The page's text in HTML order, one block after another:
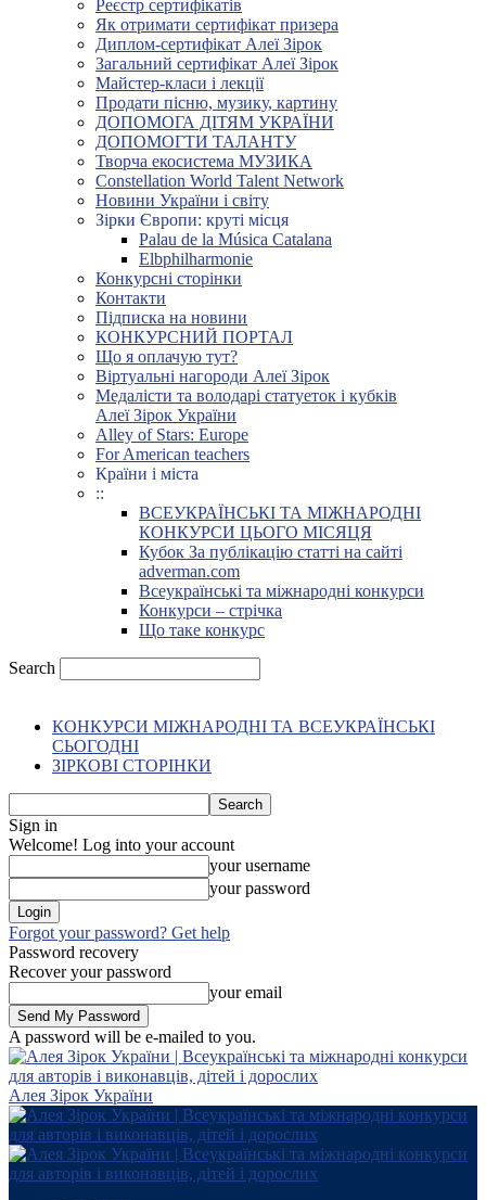
Реєстр сертифікатів
Як отримати сертифікат призера
Диплом-сертифікат Алеї Зірок
Загальний сертифікат Алеї Зірок
Майстер-класи і лекції
Продати пісню, музику, картину
ДОПОМОГА ДІТЯМ УКРАЇНИ
ДОПОМОГТИ ТАЛАНТУ
Творча екосистема МУЗИКА
Constellation World Talent Network
Новини України і світу
Зірки Європи: круті місця
Palau de la Música Catalana
Elbphilharmonie
Конкурсні сторінки
Контакти
Підписка на новини
КОНКУРСНИЙ ПОРТАЛ
Що я оплачую тут?
Віртуальні нагороди Алеї Зірок
Медалісти та володарі статуеток і кубків
Алеї Зірок України
Alley of Stars: Europe
For American teachers
Країни і міста
::
ВСЕУКРАЇНСЬКІ ТА МІЖНАРОДНІ
КОНКУРСИ ЦЬОГО МІСЯЦЯ
Кубок За публікацію статті на сайті
adverman.com
Всеукраїнські та міжнародні конкурси
Конкурси – стрічка
Що таке конкурс
Search
КОНКУРСИ МІЖНАРОДНІ ТА ВСЕУКРАЇНСЬКІ
СЬОГОДНІ
ЗІРКОВІ СТОРІНКИ
Sign in
Welcome! Log into your account
your username
your password
Forgot your password? Get help
Password recovery
Recover your password
your email
A password will be e-mailed to you.
Алея Зірок України